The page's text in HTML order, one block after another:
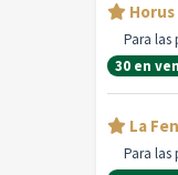
Horus
Para las
30 en
La
Para las